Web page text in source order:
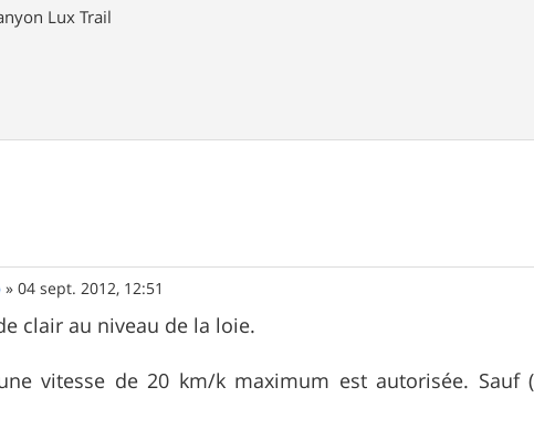
Lux Trail
»04 sept. 2012, 12:51
clair au niveau de la loie.
vitesse de 20 km/k maximum est autorisée.